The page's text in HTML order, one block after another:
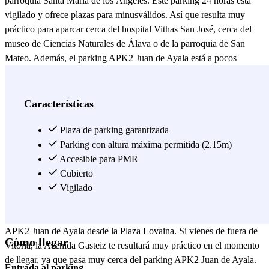
vigilado y ofrece plazas para minusválidos. Así que resulta muy
práctico para aparcar cerca del hospital Vithas San José, cerca del
museo de Ciencias Naturales de Álava o de la parroquia de San
Mateo. Además, el parking APK2 Juan de Ayala está a pocos
de este parking vigilado de Vitoria. Alrededor de la Plaza de España
la plaza de la Virgen Blanca y la plaza de los Celedones de Oro. Así
que el parking APK2 Juan de Ayala está muy bien situado para
aparcar a buen precio cerca del centro de Vitoria, del hospital Vithas
San José y de la Plaza Lovaina. Además, encontrarás la parada de
tranvía Sancho el Sabio, lo que te permitirá dejar tu coche en un
APK2 Juan de Ayala desde la Plaza Lovaina. Si vienes de fuera de
Vitoria, la Avenida Gasteiz te resultará muy práctico en el momento
de llegar, ya que pasa muy cerca del parking APK2 Juan de Ayala.
Características
Plaza de parking garantizada
Parking con altura máxima permitida (2.15m)
Accesible para PMR
Cubierto
Vigilado
Cómo llegar